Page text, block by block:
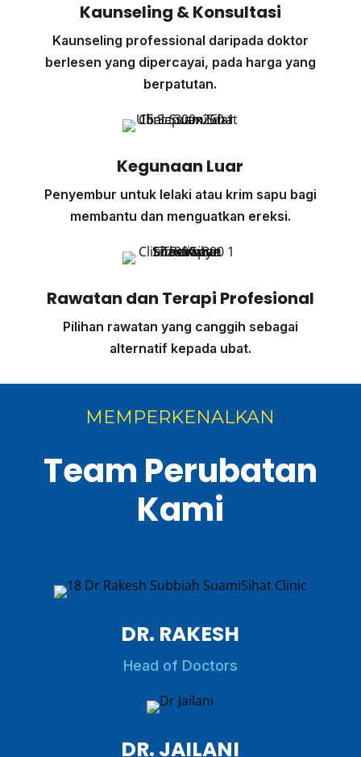
Kaunseling & Konsultasi
Kaunseling professional daripada doktor
berlesen yang dipercayai, pada harga yang
berpatutan.
Kegunaan Luar
Penyembur untuk lelaki atau krim sapu bagi
membantu dan menguatkan ereksi.
Rawatan dan Terapi Profesional
Pilihan rawatan yang canggih sebagai
alternatif kepada ubat.
MEMPERKENALKAN
Team Perubatan
Kami
DR. RAKESH
Head of Doctors
DR. JAILANI